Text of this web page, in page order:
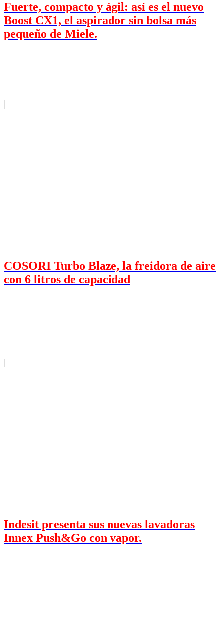
Fuerte, compacto y ágil: así es el nuevo
Boost CX1, el aspirador sin bolsa más
pequeño de Miele.
COSORI Turbo Blaze, la freidora de aire
con 6 litros de capacidad
Indesit presenta sus nuevas lavadoras
Innex Push&Go con vapor.